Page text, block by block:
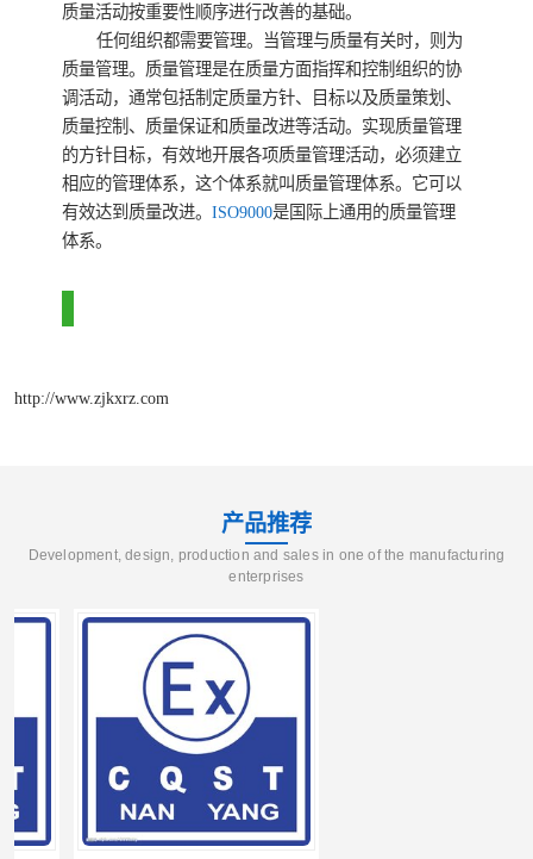
质量活动按重要性顺序进行改善的基础。
任何组织都需要管理。当管理与质量有关时，则为
质量管理。质量管理是在质量方面指挥和控制组织的协
调活动，通常包括制定质量方针、目标以及质量策划、
质量控制、质量保证和质量改进等活动。实现质量管理
的方针目标，有效地开展各项质量管理活动，必须建立
相应的管理体系，这个体系就叫质量管理体系。它可以
有效达到质量改进。 ISO9000是国际上通用的质量管理
体系。
http://www.zjkxrz.com
产品推荐
Development, design, production and sales in one of the manufacturing
enterprises